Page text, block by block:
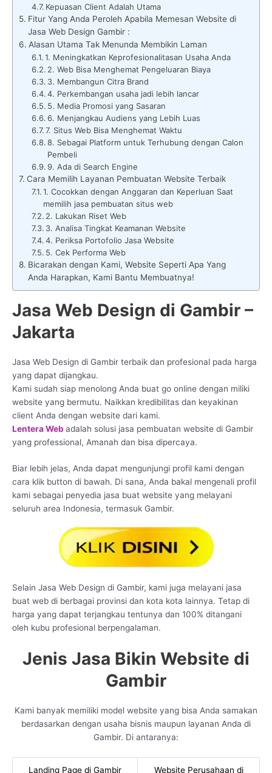
Kepuasan Client Adalah Utama
Fitur Yang Anda Peroleh Apabila Memesan Website di
Jasa Web Design Gambir :
Alasan Utama Tak Menunda Membikin Laman
1. Meningkatkan Keprofesionalitasan Usaha Anda
2. Web Bisa Menghemat Pengeluaran Biaya
3. Membangun Citra Brand
4. Perkembangan usaha jadi lebih lancar
5. Media Promosi yang Sasaran
6. Menjangkau Audiens yang Lebih Luas
7. Situs Web Bisa Menghemat Waktu
8. Sebagai Platform untuk Terhubung dengan Calon
Pembeli
9. Ada di Search Engine
Cara Memilih Layanan Pembuatan Website Terbaik
1. Cocokkan dengan Anggaran dan Keperluan Saat
memilih jasa pembuatan situs web
2. Lakukan Riset Web
3. Analisa Tingkat Keamanan Website
4. Periksa Portofolio Jasa Website
5. Cek Performa Web
Bicarakan dengan Kami, Website Seperti Apa Yang
Anda Harapkan, Kami Bantu Membuatnya!
Jasa Web Design di Gambir –
Jakarta
Jasa Web Design di Gambir terbaik dan profesional pada harga
yang dapat dijangkau.
Kami sudah siap menolong Anda buat go online dengan miliki
website yang bermutu. Naikkan kredibilitas dan keyakinan
client Anda dengan website dari kami.
Lentera Web adalah solusi jasa pembuatan website di Gambir
yang professional, Amanah dan bisa dipercaya.
Biar lebih jelas, Anda dapat mengunjungi profil kami dengan
cara klik button di bawah. Di sana, Anda bakal mengenali profil
kami sebagai penyedia jasa buat website yang melayani
seluruh area Indonesia, termasuk Gambir.
Selain Jasa Web Design di Gambir, kami juga melayani jasa
buat web di berbagai provinsi dan kota kota lainnya. Tetap di
harga yang dapat terjangkau tentunya dan 100% ditangani
oleh kubu profesional berpengalaman.
Jenis Jasa Bikin Website di
Gambir
Kami banyak memiliki model website yang bisa Anda samakan
berdasarkan dengan usaha bisnis maupun layanan Anda di
Gambir. Di antaranya:
Landing Page di Gambir
Website Perusahaan di